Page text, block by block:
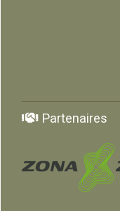
Partenaires